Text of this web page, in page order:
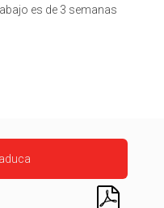
es de 3 semanas